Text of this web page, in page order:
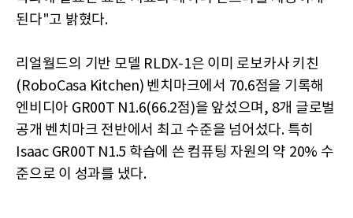
된다"고 밝혔다.
리얼월드의 기반 모델 RLDX-1은 이미 로보카사 키친
(RoboCasa Kitchen) 벤치마크에서 70.6점을 기록해
엔비디아 GR00T N1.6(66.2점)을 앞섰으며, 8개 글로벌
공개 벤치마크 전반에서 최고 수준을 넘어섰다. 특히
Isaac GR00T N1.5 학습에 쓴 컴퓨팅 자원의 약 20% 수
준으로 이 성과를 냈다.